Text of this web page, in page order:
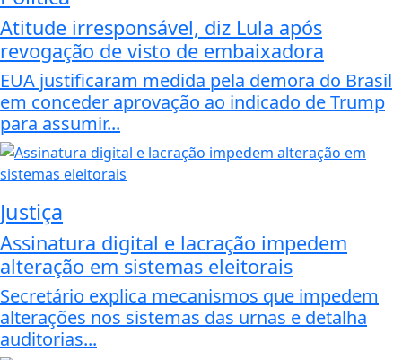
Atitude irresponsável, diz Lula após
revogação de visto de embaixadora
EUA justificaram medida pela demora do Brasil
em conceder aprovação ao indicado de Trump
para assumir...
Justiça
Assinatura digital e lacração impedem
alteração em sistemas eleitorais
Secretário explica mecanismos que impedem
alterações nos sistemas das urnas e detalha
auditorias...